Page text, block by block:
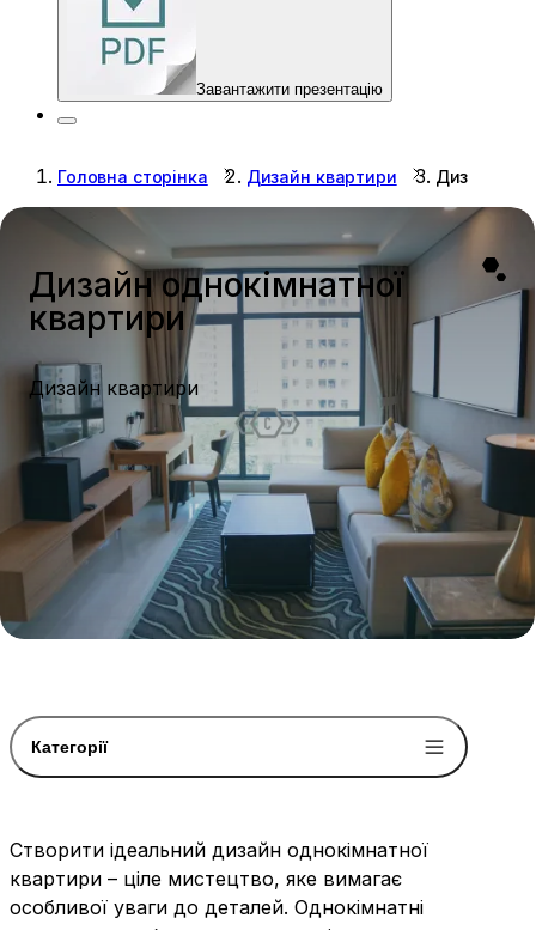
Завантажити презентацію
Головна сторінка Дизайн квартири Дизайн
Дизайн однокімнатної
квартири
Дизайн квартири
Категорії
Створити ідеальний дизайн однокімнатної
квартири – ціле мистецтво, яке вимагає
особливої ​​уваги до деталей. Однокімнатні